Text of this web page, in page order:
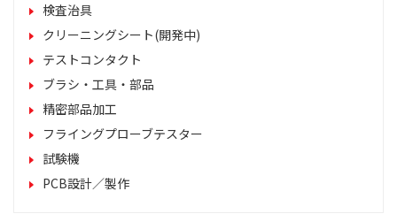
検査治具
クリーニングシート(開発中)
テストコンタクト
ブラシ・工具・部品
精密部品加工
フライングプローブテスター
試験機
PCB設計／製作